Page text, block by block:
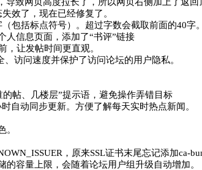
效了，现在已经修复了。
包括标点符号）。超过字数会截取前面的40字。
人信息页面，添加了“书评”链接
让发帖时间更直观。
访问速度并保护了访问论坛的用户隐私。
的帖、几楼层”提示语，避免操作弄错目标
自动同步更新。方便了解每天实时热点新闻。
。
，原来SSL证书末尾忘记添加ca-
容量上限，会随着论坛用户组升级自动增加。